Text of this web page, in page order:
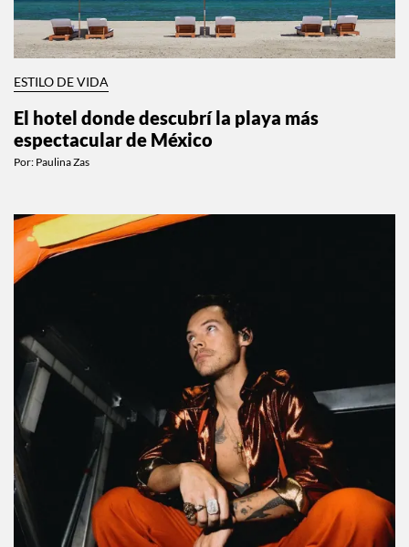
ESTILO DE VIDA
El hotel donde descubrí la playa más
espectacular de México
Por: Paulina Zas